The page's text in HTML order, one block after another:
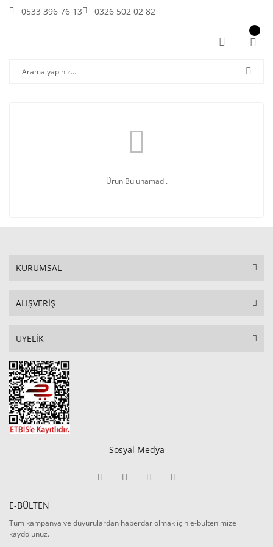
0533 396 76 13 0326 502 02 82
Ürün Bulunamadı.
KURUMSAL
ALIŞVERİŞ
ÜYELİK
Sosyal Medya
E-BÜLTEN
Tüm kampanya ve duyurulardan haberdar olmak için e-bültenimize
kaydolunuz.